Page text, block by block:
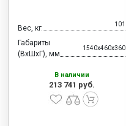
Вес, кг 101
Габариты
(ВхШхГ), мм
1540x460x360
В наличии
213 741 руб.